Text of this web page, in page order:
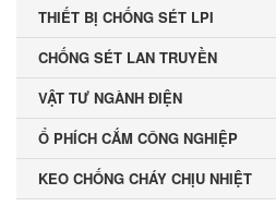
THIẾT BỊ CHỐNG SÉT LPI
CHỐNG SÉT LAN TRUYỀN
VẬT TƯ NGÀNH ĐIỆN
Ổ PHÍCH CẮM CÔNG NGHIỆP
KEO CHỐNG CHÁY CHỊU NHIỆT